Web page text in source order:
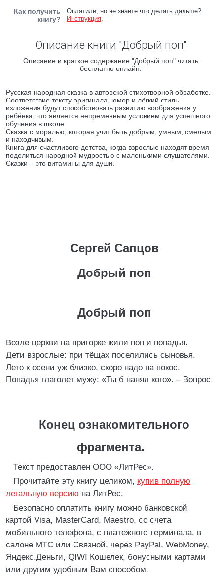
Как получить
книгу?
Оплатили, но не знаете что делать дальше?
Инструкция.
Описание книги "Добрый поп"
Описание и краткое содержание "Добрый поп" читать
бесплатно онлайн.
Русская народная сказка в авторской стихотворной обработке.
Соответствие тексту оригинала, юмор и лёгкий стиль
изложения будут способствовать развитию воображения у
ребёнка, что является непременным условием для успешного
обучения в школе.
Сказка с моралью, которая учит быть добрым, умным, смелым
и находчивым.
Книга для счастливого детства, когда взрослые находят время
поделиться народной мудростью с маленькими слушателями.
Сказки – это витамины для души.
Сергей Сапцов
Добрый поп
Добрый поп
Возле церкви на пригорке жили поп и попадья.
Дети взрослые: при тёщах поселились сыновья.
Лето к осени уж близко, скоро надо на покос.
Попадья глаголет мужу: «Ты б нанял кого». – Вопрос
Конец ознакомительного
фрагмента.
Текст предоставлен ООО «ЛитРес».
Прочитайте эту книгу целиком, купив полную
легальную версию на ЛитРес.
Безопасно оплатить книгу можно банковской
картой Visa, MasterCard, Maestro, со счета
мобильного телефона, с платежного терминала, в
салоне МТС или Связной, через PayPal, WebMoney,
Яндекс.Деньги, QIWI Кошелек, бонусными картами
или другим удобным Вам способом.